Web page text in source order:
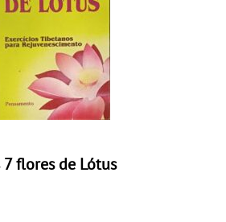
7 flores de Lótus